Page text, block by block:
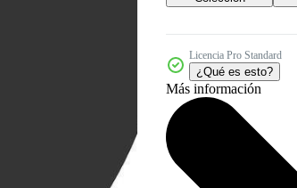
Licencia Pro Standard
¿Qué es esto?
Más información